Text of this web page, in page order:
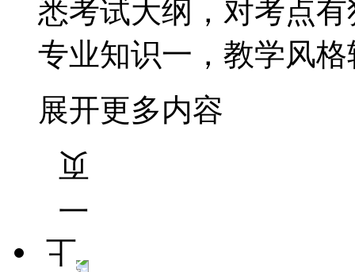
悉考试大纲，对考点
专业知识一，教学风
展开更多内容